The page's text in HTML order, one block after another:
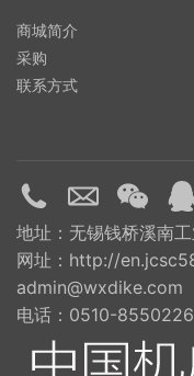
商城简介
采购
联系方式
地址：无锡钱桥溪南
网址：http://
admin@wxdike.com
电话：0510-